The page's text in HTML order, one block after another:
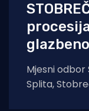
Mjesni
Splita,